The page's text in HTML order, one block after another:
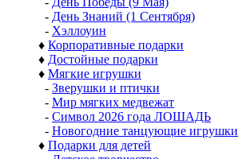
- День Знаний (1 Сентября)
- Хэллоуин
♦ Корпоративные подарки
♦ Достойные подарки
♦ Мягкие игрушки
- Зверушки и птички
- Мир мягких медвежат
- Символ 2026 года ЛОШАДЬ
- Новогодние танцующие игрушки
♦ Подарки для детей